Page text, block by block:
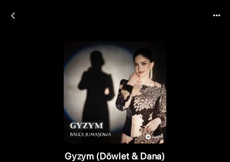
Gyzym (Döwlet & Dana)